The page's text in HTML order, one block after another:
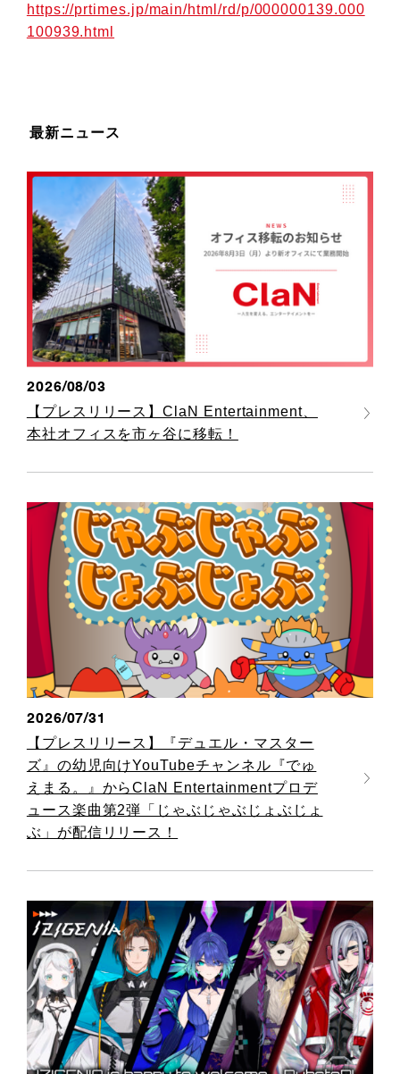
https://prtimes.jp/main/html/rd/p/000000139.000
100939.html
最新ニュース
2026/08/03
【プレスリリース】ClaN Entertainment、
本社オフィスを市ヶ谷に移転！
2026/07/31
【プレスリリース】『デュエル・マスター
ズ』の幼児向けYouTubeチャンネル『でゅ
えまる。』からClaN Entertainmentプロデ
ュース楽曲第2弾「じゃぶじゃぶじょぶじょ
ぶ」が配信リリース！